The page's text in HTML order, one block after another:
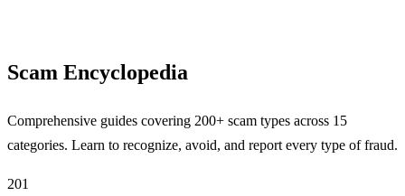
Scam Encyclopedia
Comprehensive guides covering 200+ scam types across 15
categories. Learn to recognize, avoid, and report every type of fraud.
201